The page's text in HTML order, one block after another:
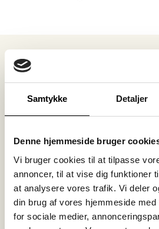
Samtykke Detaljer
Denne hjemmeside bruger
Vi bruger cookies til at tilpasse
annoncer, til at vise dig funktioner
at analysere vores trafik. Vi deler
din brug af vores hjemmeside
for sociale medier,